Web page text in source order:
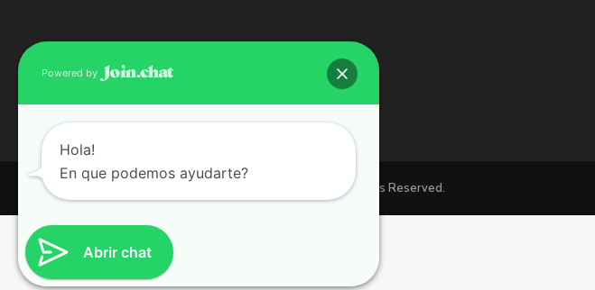
Copyright 2026 | Grupo 90 inmobiliarias. All Rights Reserved.
Abrir chat
Powered by
Hola!
En que podemos ayudarte?